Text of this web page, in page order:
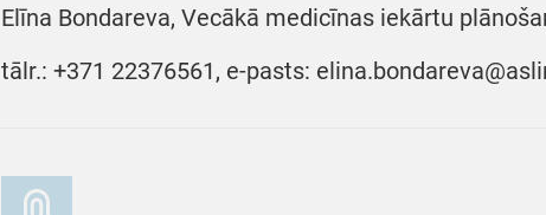
Elīna Bondareva, Vecākā medicīnas iekārtu
tālr.: +371 22376561, e-pasts: